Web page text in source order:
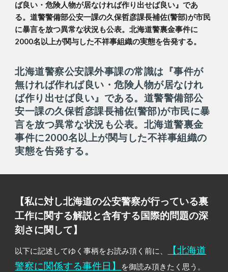
ば良い・危険人物が居なければ作り出せば良い』であ
る。道警警備部公安一課の久保哲彦課長補佐(警部)が市民
に暴言を放つ異常な状況も公表。北海道警裏金事件に
2000名以上が関与した不祥事組織の実態を告発する。
北海道警察公安課外事課の常識は『事件が
無ければ作れば良い・危険人物が居なけれ
ば作り出せば良い』である。道警警備部公
安一課の久保哲彦課長補佐(警部)が市民に暴
言を放つ異常な状況も公表。北海道警裏金
事件に2000名以上が関与した不祥事組織の
実態を告発する。
【私に対し北海道の公安警察が行っている裏
工作に関する解説と含有する国際的問題の深
刻さに関して】
以下に記述してゆく事柄をお読み頂く前に、
【北海道
警察に関係する事件日】
を御読み頂きたく思う。